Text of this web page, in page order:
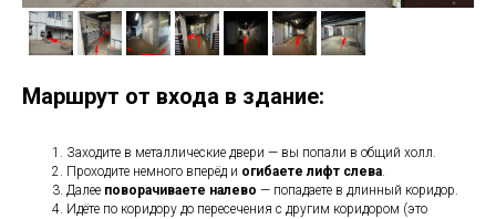
Маршрут от входа в здание:
Заходите в металлические двери — вы попали в общий холл.
Проходите немного вперёд и огибаете лифт слева.
Далее поворачиваете налево — попадаете в длинный коридор.
Идёте по коридору до пересечения с другим коридором (это